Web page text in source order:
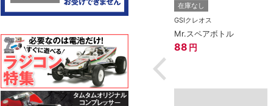
ーカーEX 光の
在庫なし
Mr.サーフェイサー1000
スプレー（徳用）
608円
在庫なし
GSIクレオス
Mr.スペアボトル
88 円